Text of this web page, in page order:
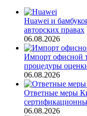
Huawei и
авторских правах
06.08.2026
Импорт офисной
процедуры
06.08.2026
Ответные меры
06.08.2026